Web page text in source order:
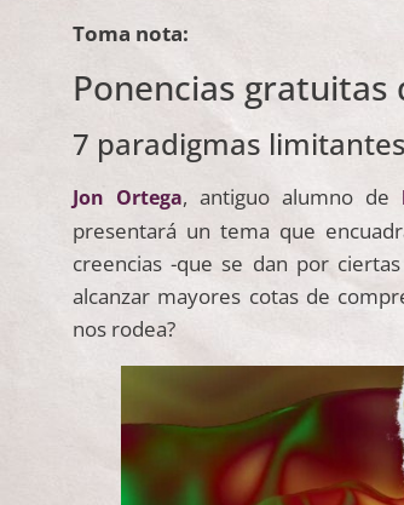
Toma nota:
Ponencias gratuitas
7 paradigmas
Jon Ortega, antiguo alumno de
presentará un tema que
creencias -que se dan por
alcanzar mayores cotas de
nos rodea?